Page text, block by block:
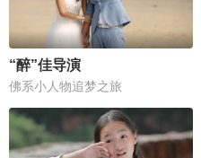
“醉”佳导演
佛系小人物追梦之旅